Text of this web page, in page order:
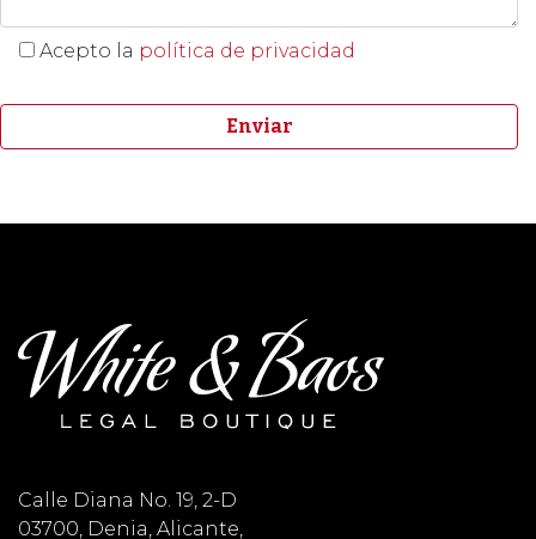
Acepto la política de privacidad
Calle Diana No. 19, 2-D
03700, Denia, Alicante,